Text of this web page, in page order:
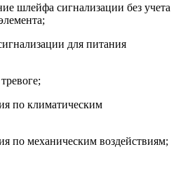
шлейфа сигнализации без учета
для питания
по климатическим
по механическим воздействиям;